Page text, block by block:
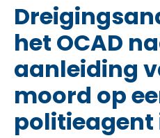
het OCAD
aanleiding
moord op
politieagent